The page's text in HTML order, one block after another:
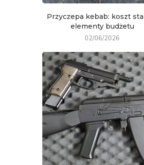
Przyczepa kebab: koszt
elementy budżetu
02/06/2026